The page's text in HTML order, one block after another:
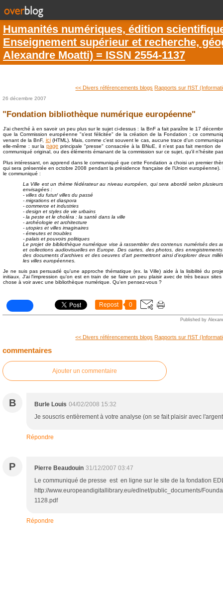
Humanités numériques, édition
Enseignement supérieur et recherche,
Alexandre Moatti) = ISSN 2554-1137
<< Divers référencements blogs Rapports sur l'IST
26 décembre 2007
"Fondation bibliothèque numérique européenne"
J'ai cherché à en savoir un peu plus sur le sujet ci-dessus : la BnF a fait paraître le 17
que la Commission européenne "s'est félicitée" de la création de la Fondation ; ce
venant de la BnF, ici(HTML). Mais, comme c'est souvent le cas, aucune trace d'un
elle-même : sur lapage principale "presse" consacrée à la BNuE, il n'est pas fait mention
communiqué original, ou des éléments émanant de la commission sur ce sujet, qu'il n'hésite
Plus intéressant, on apprend dans le communiqué que cette Fondation a choisi un premier
qui sera présentée en octobre 2008 pendant la présidence française de l'Union
le communiqué :
La Ville est un thème fédérateur au niveau européen, qui sera abordé selon
envisagées :
- villes du futur/ villes du passé
- migrations et diaspora
- commerce et industries
- design et styles de vie urbains
- la peste et le choléra : la santé dans la ville
- archéologie et architecture
- utopies et villes imaginaires
- émeutes et troubles
- palais et pouvoirs politiques
Le projet de bibliothèque numérique vise à rassembler des contenus numérisés des
et collections audiovisuelles en Europe. Des cartes, des photos, des
des documents d'archives et des oeuvres d'art permettront ainsi d'explorer deux
les villes européennes.
Je ne suis pas persuadé qu'une approche thématique (ex. la Ville) aide à la lisibilité du
initiaux. J'ai l'impression qu'on est en train de se faire un peu plaisir avec de très beaux
chose à voir avec une bibliothèque numérique. Qu'en pensez-vous ?
Repost 0
Published by
<< Divers référencements blogs Rapports sur l'IST
commentaires
Ajouter un commentaire
B Burle Louis 04/02/2008 15:32
Je souscris entièrement à votre analyse (on se fait plaisir avec
Répondre
P Pierre Beaudouin 31/12/2007 03:47
Le communiqué de presse est en ligne sur le site de la fondation
http://www.europeandigitallibrary.eu/edlnet/public_documents/
1128.pdf
Répondre